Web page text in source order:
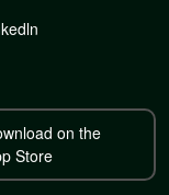
on the
Store